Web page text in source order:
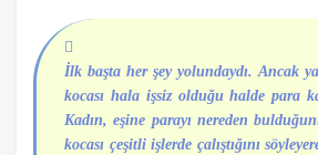
İlk başta her şey yolundaydı. Ancak
kocası hala işsiz olduğu halde para
Kadın, eşine parayı nereden
kocası çeşitli işlerde çalıştığını